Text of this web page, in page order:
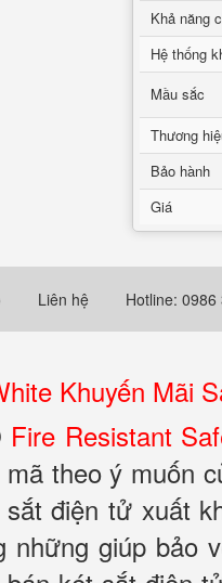
Khả năng
Hệ thống
Mầu sắc
Thương
Bảo hành
Giá
Liên hệ Hotline: 0986
Khuyến Mãi
Fire Resistant
theo ý muốn
điện tử xuất
những giúp